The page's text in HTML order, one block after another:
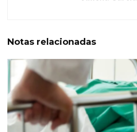
Notas relacionadas